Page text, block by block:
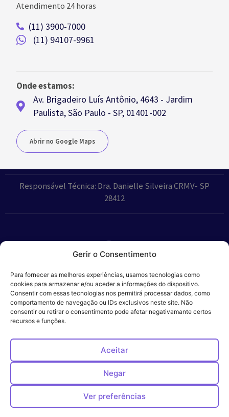
Gerir o Consentimento
Para fornecer as melhores experiências, usamos tecnologias como
cookies para armazenar e/ou aceder a informações do dispositivo.
Consentir com essas tecnologias nos permitirá processar dados, como
comportamento de navegação ou IDs exclusivos neste site. Não
consentir ou retirar o consentimento pode afetar negativamante certos
recursos e funções.
Aceitar
Negar
Ver preferências
Atendimento 24 horas
(11) 3900-7000
(11) 94107-9961
Onde estamos:
Av. Brigadeiro Luís Antônio, 4643 - Jardim
Paulista, São Paulo - SP, 01401-002
Abrir no Google Maps
Responsável Técnica: Dra. Danielle Silveira CRMV- SP
28412
Parceiros:
Veros – Hospital
Ética